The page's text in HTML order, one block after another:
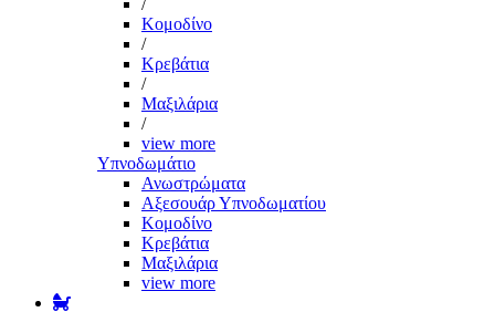
/
Κομοδίνο
/
Κρεβάτια
/
Μαξιλάρια
/
view more
Υπνοδωμάτιο
Ανωστρώματα
Αξεσουάρ Υπνοδωματίου
Κομοδίνο
Κρεβάτια
Μαξιλάρια
view more